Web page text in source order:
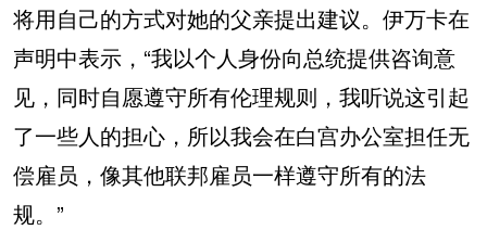
将用自己的方式对她的父亲提出建议。伊万卡在
声明中表示，“我以个人身份向总统提供咨询意
见，同时自愿遵守所有伦理规则，我听说这引起
了一些人的担心，所以我会在白宫办公室担任无
偿雇员，像其他联邦雇员一样遵守所有的法
规。”